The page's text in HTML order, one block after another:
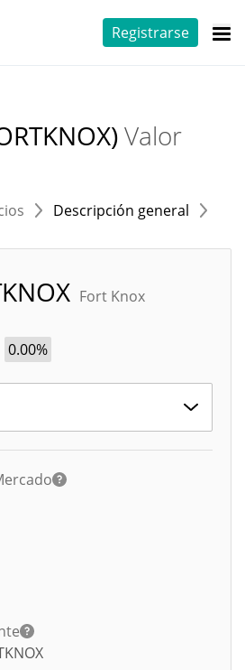
Registrarse
Valor
Descripción general
Fort Knox
0.00%